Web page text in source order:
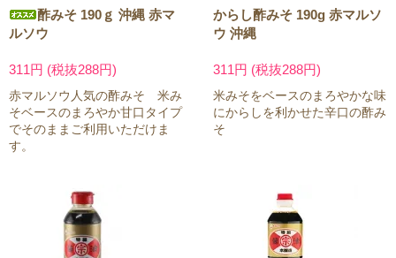
酢みそ 190ｇ 沖縄 赤マ
ルソウ
311円 (税抜288円)
赤マルソウ人気の酢みそ 米み
そベースのまろやか甘口タイプ
でそのままご利用いただけま
す。
からし酢みそ 190g 赤マルソ
ウ 沖縄
311円 (税抜288円)
米みそをベースのまろやかな味
にからしを利かせた辛口の酢み
そ